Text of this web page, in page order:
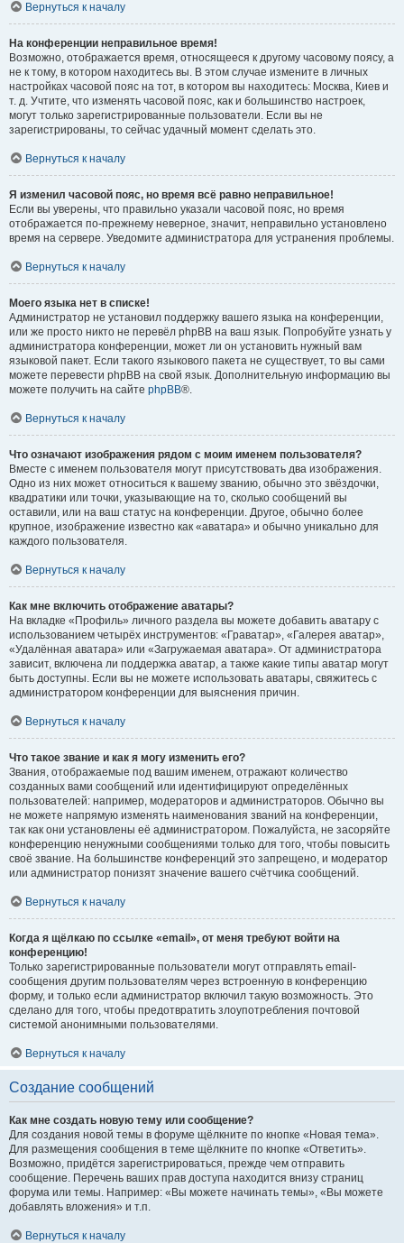
Вернуться к началу
На конференции неправильное время!
Возможно, отображается время, относящееся к другому часовому поясу, а
не к тому, в котором находитесь вы. В этом случае измените в личных
настройках часовой пояс на тот, в котором вы находитесь: Москва, Киев и
т. д. Учтите, что изменять часовой пояс, как и большинство настроек,
могут только зарегистрированные пользователи. Если вы не
зарегистрированы, то сейчас удачный момент сделать это.
Вернуться к началу
Я изменил часовой пояс, но время всё равно неправильное!
Если вы уверены, что правильно указали часовой пояс, но время
отображается по-прежнему неверное, значит, неправильно установлено
время на сервере. Уведомите администратора для устранения проблемы.
Вернуться к началу
Моего языка нет в списке!
Администратор не установил поддержку вашего языка на конференции,
или же просто никто не перевёл phpBB на ваш язык. Попробуйте узнать у
администратора конференции, может ли он установить нужный вам
языковой пакет. Если такого языкового пакета не существует, то вы сами
можете перевести phpBB на свой язык. Дополнительную информацию вы
можете получить на сайте phpBB®.
Вернуться к началу
Что означают изображения рядом с моим именем пользователя?
Вместе с именем пользователя могут присутствовать два изображения.
Одно из них может относиться к вашему званию, обычно это звёздочки,
квадратики или точки, указывающие на то, сколько сообщений вы
оставили, или на ваш статус на конференции. Другое, обычно более
крупное, изображение известно как «аватара» и обычно уникально для
каждого пользователя.
Вернуться к началу
Как мне включить отображение аватары?
На вкладке «Профиль» личного раздела вы можете добавить аватару с
использованием четырёх инструментов: «Граватар», «Галерея аватар»,
«Удалённая аватара» или «Загружаемая аватара». От администратора
зависит, включена ли поддержка аватар, а также какие типы аватар могут
быть доступны. Если вы не можете использовать аватары, свяжитесь с
администратором конференции для выяснения причин.
Вернуться к началу
Что такое звание и как я могу изменить его?
Звания, отображаемые под вашим именем, отражают количество
созданных вами сообщений или идентифицируют определённых
пользователей: например, модераторов и администраторов. Обычно вы
не можете напрямую изменять наименования званий на конференции,
так как они установлены её администратором. Пожалуйста, не засоряйте
конференцию ненужными сообщениями только для того, чтобы повысить
своё звание. На большинстве конференций это запрещено, и модератор
или администратор понизят значение вашего счётчика сообщений.
Вернуться к началу
Когда я щёлкаю по ссылке «email», от меня требуют войти на
конференцию!
Только зарегистрированные пользователи могут отправлять email-
сообщения другим пользователям через встроенную в конференцию
форму, и только если администратор включил такую возможность. Это
сделано для того, чтобы предотвратить злоупотребления почтовой
системой анонимными пользователями.
Вернуться к началу
Создание сообщений
Как мне создать новую тему или сообщение?
Для создания новой темы в форуме щёлкните по кнопке «Новая тема».
Для размещения сообщения в теме щёлкните по кнопке «Ответить».
Возможно, придётся зарегистрироваться, прежде чем отправить
сообщение. Перечень ваших прав доступа находится внизу страниц
форума или темы. Например: «Вы можете начинать темы», «Вы можете
добавлять вложения» и т.п.
Вернуться к началу